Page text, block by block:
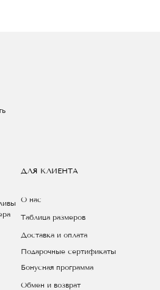
О нас
Таблица размеров
Доставка и оплата
ДЛЯ КЛИЕНТА
Обмен и возврат
Бонусная программа
Подарочные сертификаты